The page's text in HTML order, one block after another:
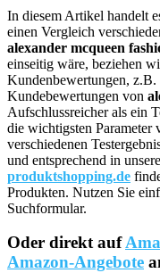
In diesem Artikel handelt
einen Vergleich
alexander mcqueen
einseitig wäre, beziehen
Kundenbewertungen, z.B.
Kundebewertungen von
Aufschlussreicher als ein
die wichtigsten Parameter
verschiedenen
und entsprechend in
produktshopping.de
Produkten. Nutzen Sie
Suchformular.
Oder direkt auf
Amazon-Angebote